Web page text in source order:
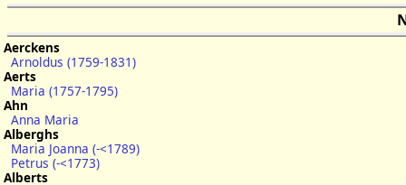
Aerckens
Arnoldus (1759-1831)
Aerts
Maria (1757-1795)
Ahn
Anna Maria
Alberghs
Maria Joanna (-<1789)
Petrus (-<1773)
Alberts